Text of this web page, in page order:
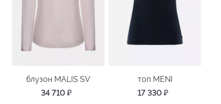
блузон MALIS SV
34 710 ₽
топ MENI
17 330 ₽